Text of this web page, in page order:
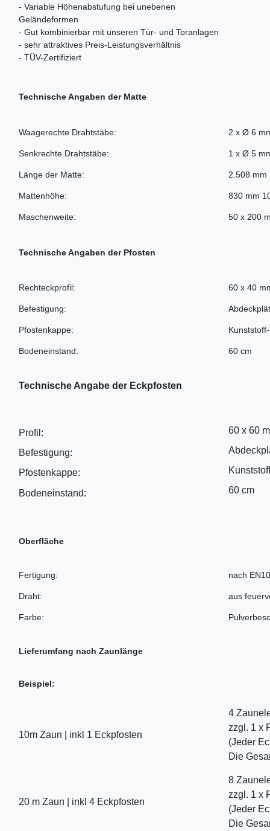
- Variable Höhenabstufung bei unebenen
Geländeformen
- Gut kombinierbar mit unseren Tür- und Toranlagen
- sehr attraktives Preis-Leistungsverhältnis
- TÜV-Zertifiziert
Technische Angaben der Matte
Waagerechte Drahtstäbe:
Senkrechte Drahtstäbe:
Länge der Matte:
Mattenhöhe:
Maschenweite:
2 x Ø 6
1 x Ø 5
2.508 mm
830 mm
50 x 200
Technische Angaben der Pfosten
Rechteckprofil:
Befestigung:
Pfostenkappe:
Bodeneinstand:
60 x 40
60 cm
Technische Angabe der Eckpfosten
Profil:
Befestigung:
Pfostenkappe:
Bodeneinstand:
60 x 60
60 cm
Oberfläche
Fertigung:
Draht:
Farbe:
nach
aus
Lieferumfang nach Zaunlänge
Beispiel:
10m Zaun | inkl 1 Eckpfosten
4
zzgl. 1 x
(Jeder
Die
20 m Zaun | inkl 4 Eckpfosten
8
zzgl. 1 x
(Jeder
Die